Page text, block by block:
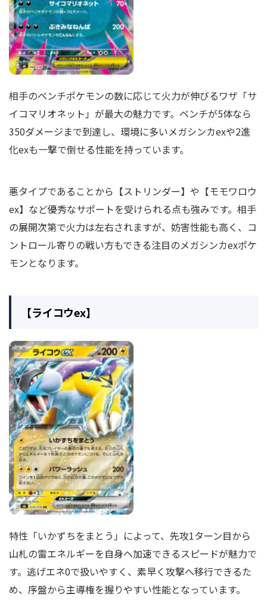
相手のベンチポケモンの数に応じて火力が伸びるワザ「サ
イコマリオネット」が最大の魅力です。ベンチが5体なら
350ダメージまで到達し、環境に多いメガシンカexや2進
化exも一撃で倒せる性能を持っています。
悪タイプであることから【ストリンダー】や【モモワロウ
ex】など優秀なサポートを受けられる点も強みです。相手
の展開次第で火力は左右されますが、妨害性能も高く、コ
ントロール寄りの戦い方もできる注目のメガシンカexポケ
モンとなります。
【ライコウex】
特性「いかずちをまとう」によって、先攻1ターン目から
山札の雷エネルギーを自身へ加速できるスピードが魅力で
す。逃げエネ0で扱いやすく、素早く攻撃へ移行できるた
め、序盤から主導権を握りやすい性能となっています。